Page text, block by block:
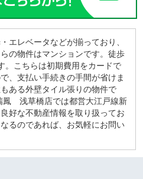
エレベータなどが揃っており、
の物件はマンションです。徒歩
。こちらは初期費用をカードで
、支払い手続きの手間が省けま
ある外壁タイル張りの物件で
鳳 浅草橋店では都営大江戸線新
好な不動産情報を取り扱ってお
るのであれば、お気軽にお問い